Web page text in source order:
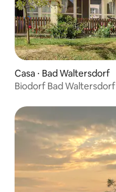
Casa ⋅ Bad Waltersdorf
Biodorf Bad Waltersdorf